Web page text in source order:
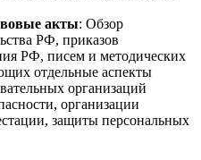
акты: Обзор
РФ, приказов
РФ, писем и методических
отдельные аспекты
организаций
организации
защиты персональных